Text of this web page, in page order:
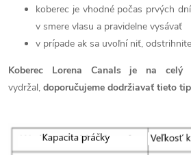
koberec je vhodné počas prvých
v smere vlasu a pravidelne vysávať
v prípade ak sa uvoľní niť,
Koberec Lorena Canals je na celý
vydržal, doporučujeme dodržiavať tieto